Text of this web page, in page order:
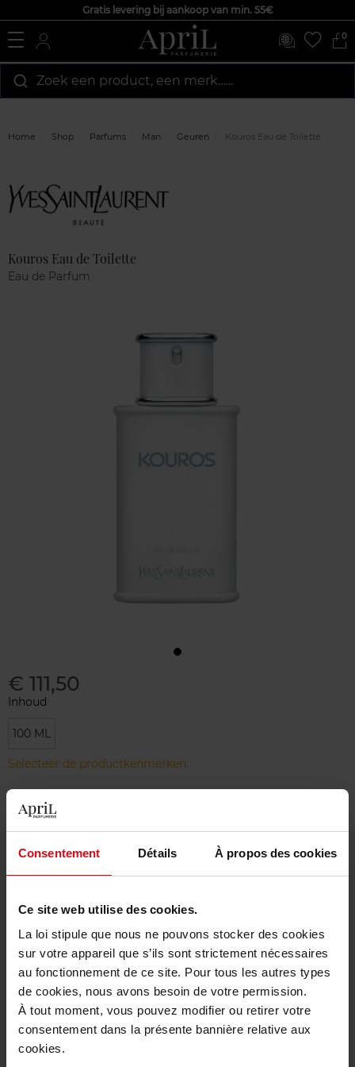
Consentement Détails À propos des cookies
Ce site web utilise des cookies.
La loi stipule que nous ne pouvons stocker des cookies
sur votre appareil que s’ils sont strictement nécessaires
au fonctionnement de ce site. Pour tous les autres types
de cookies, nous avons besoin de votre permission.
À tout moment, vous pouvez modifier ou retirer votre
consentement dans la présente bannière relative aux
cookies.
Gratis levering bij aankoop van min. 55€
0
Zoek een product, een merk…...
Home Shop Parfums Man Geuren Kouros Eau de Toilette
Kouros Eau de Toilette
Eau de Parfum
€ 111,50
Inhoud
100 ML
Selecteer de productkenmerken.
Gratis levering bij aankoop van min. 55€
Gratis verpakking
Beschrijving